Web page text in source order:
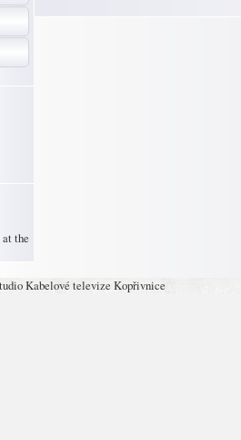
the
Kabelové televize Kopřivnice